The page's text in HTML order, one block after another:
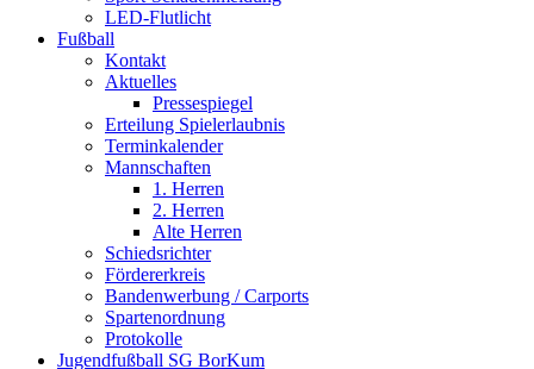
LED-Flutlicht
Fußball
Kontakt
Aktuelles
Pressespiegel
Erteilung Spielerlaubnis
Terminkalender
Mannschaften
1. Herren
2. Herren
Alte Herren
Schiedsrichter
Fördererkreis
Bandenwerbung / Carports
Spartenordnung
Protokolle
Jugendfußball SG BorKum